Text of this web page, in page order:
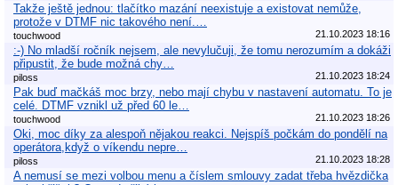
Takže ještě jednou: tlačítko mazání neexistuje a existovat nemůže,
protože v DTMF nic takového není.…
touchwood 21.10.2023 18:16
:-) No mladší ročník nejsem, ale nevylučuji, že tomu nerozumím a dokáži
připustit, že bude možná chy…
piloss 21.10.2023 18:24
Pak buď mačkáš moc brzy, nebo mají chybu v nastavení automatu. To je
celé. DTMF vznikl už před 60 le…
touchwood 21.10.2023 18:26
Oki, moc díky za alespoň nějakou reakci. Nejspíš počkám do pondělí na
operátora,když o víkendu nepre…
piloss 21.10.2023 18:28
A nemusí se mezi volbou menu a číslem smlouvy zadat třeba hvězdička